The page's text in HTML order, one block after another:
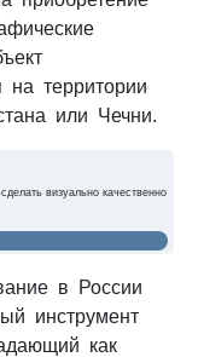
на территории
или Чечни.
визуально качественно
в России
инструмент
как